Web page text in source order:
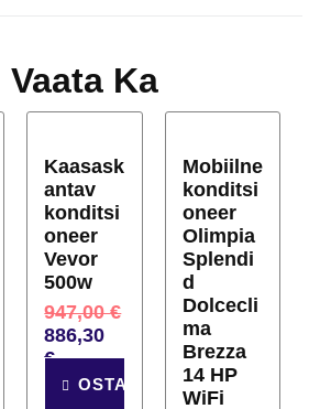
Vaata Ka
Kaasask
antav
konditsi
oneer
Vevor
500w
947,00€
886,30
€
OSTA
Mobiilne
konditsi
oneer
Olimpia
Splendi
d
Dolcecli
ma
Brezza
14 HP
WiFi